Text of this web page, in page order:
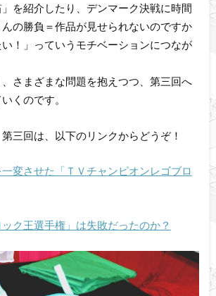
を紹介したり、デンマーク決戦に時間
の勝負＝作品が見せられないのですか
！」っていうモチベーションにつなが
さまざまな問題を抱えつつ、第三回へ
くのです。
三回は、以下のリンクからどうぞ！
変させた「ＴＶチャンピオンレゴブロ
ック王選手権」は失敗だったのか？